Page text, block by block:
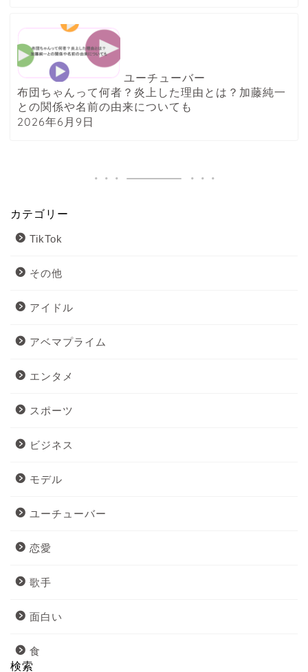
ユーチューバー
布団ちゃんって何者？炎上した理由とは？加藤純一
との関係や名前の由来についても
2026年6月9日
カテゴリー
TikTok
その他
アイドル
アベマプライム
エンタメ
スポーツ
ビジネス
モデル
ユーチューバー
恋愛
歌手
面白い
食
検索